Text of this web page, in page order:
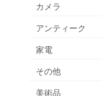
カメラ
アンティーク
家電
その他
美術品